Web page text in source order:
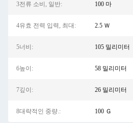
3전류 소비, 일반: 100 마
4유효 전력 입력, 최대: 2.5 Ｗ
5너비: 105 밀리미터
6높이: 58 밀리미터
7깊이: 26 밀리미터
8대략적인 중량.: 100 Ｇ